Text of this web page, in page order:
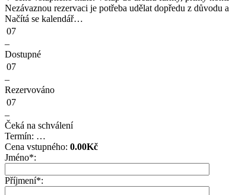
Nezávaznou rezervaci je potřeba udělat dopředu z
Načítá se kalendář…
07
–
Dostupné
07
–
Rezervováno
07
–
Čeká na schválení
Termín: …
Cena vstupného: 0.00Kč
Jméno*:
Příjmení*: